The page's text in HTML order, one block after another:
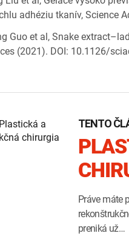
adhéziu tkanív, Science
Guo et al, Snake
(2021). DOI: 10.1126/
TENTO
Práve máte
preniká už…